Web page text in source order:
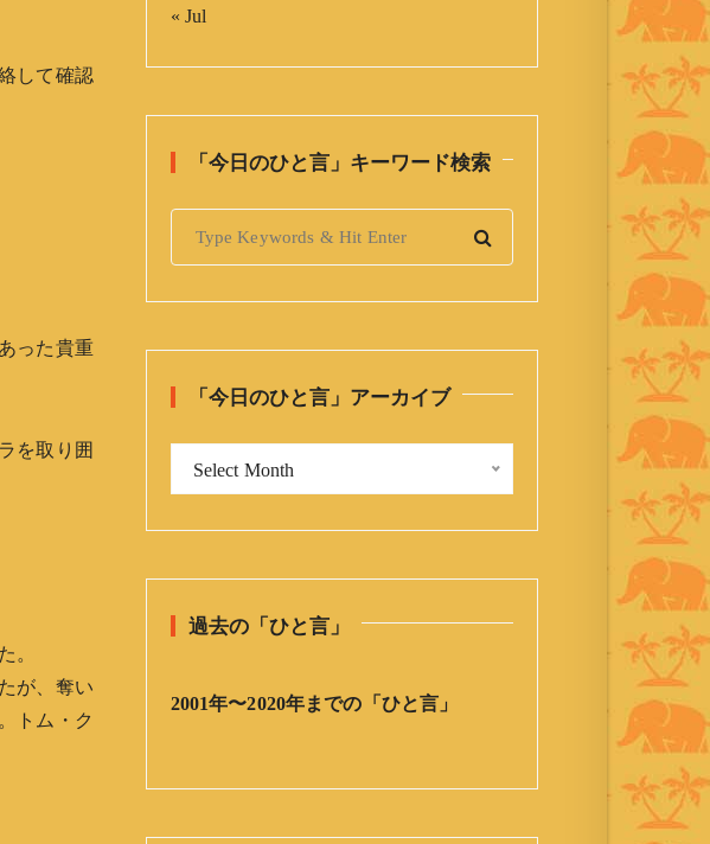
して確認
った貴重
を取り囲
。
が、奪い
トム・ク
« Jul
「今日のひと言」キーワード検索
「今日のひと言」アーカイブ
ひ
言
ア
Select Month
過去の「ひと言」
2001年〜2020年までの「ひと言」